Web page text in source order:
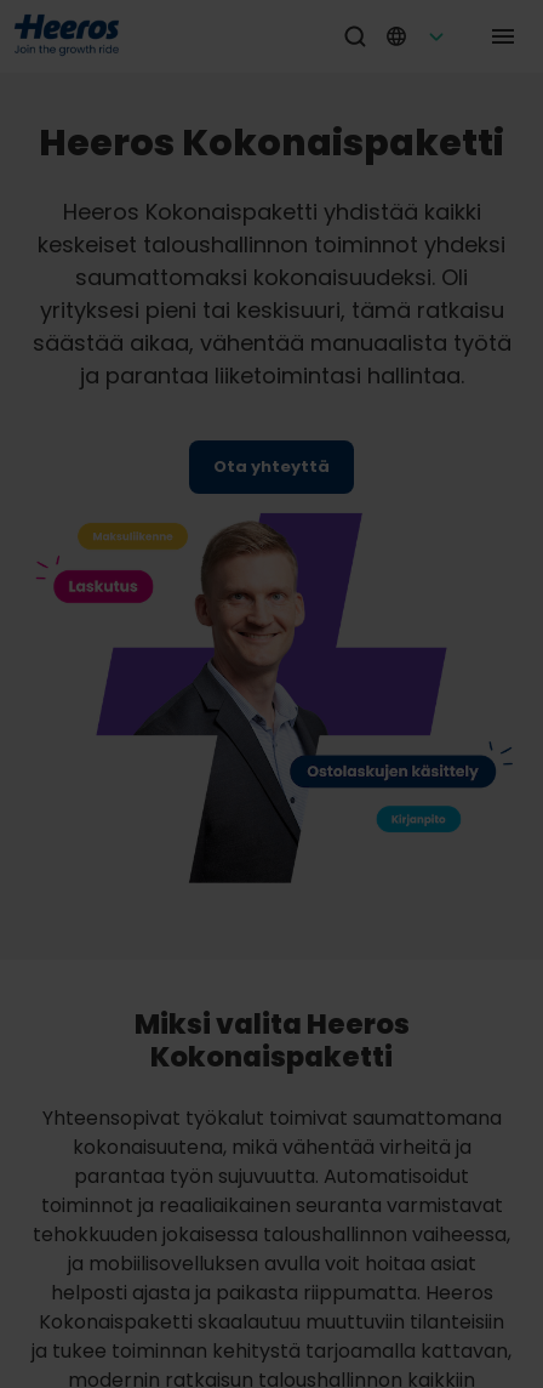
Heeros Kokonaispaketti
Heeros Kokonaispaketti yhdistää kaikki
keskeiset taloushallinnon toiminnot yhdeksi
saumattomaksi kokonaisuudeksi. Oli
yrityksesi pieni tai keskisuuri, tämä ratkaisu
säästää aikaa, vähentää manuaalista työtä
ja parantaa liiketoimintasi hallintaa.
Ota yhteyttä
Miksi valita Heeros
Kokonaispaketti
Yhteensopivat työkalut toimivat saumattomana
kokonaisuutena, mikä vähentää virheitä ja
parantaa työn sujuvuutta. Automatisoidut
toiminnot ja reaaliaikainen seuranta varmistavat
tehokkuuden jokaisessa taloushallinnon vaiheessa,
ja mobiilisovelluksen avulla voit hoitaa asiat
helposti ajasta ja paikasta riippumatta. Heeros
Kokonaispaketti skaalautuu muuttuviin tilanteisiin
ja tukee toiminnan kehitystä tarjoamalla kattavan,
modernin ratkaisun taloushallinnon kaikkiin